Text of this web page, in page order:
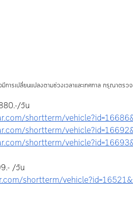
มีการเปลี่ยนแปลงตามช่วงเวลาและเทศกาล กรุณาตร
วัน
shortterm/
shortterm/
shortterm/
/วัน
shortterm/